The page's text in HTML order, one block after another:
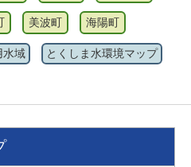
美波町 海陽町
水域 とくしま水環境マップ